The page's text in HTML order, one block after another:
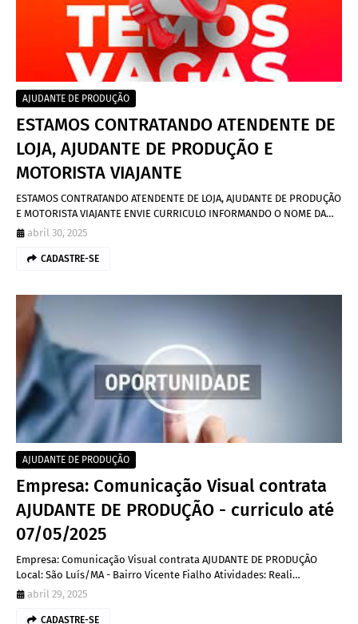
AJUDANTE DE PRODUÇÃO
ESTAMOS CONTRATANDO ATENDENTE DE
LOJA, AJUDANTE DE PRODUÇÃO E
MOTORISTA VIAJANTE
ESTAMOS CONTRATANDO ATENDENTE DE LOJA, AJUDANTE DE PRODUÇÃO
E MOTORISTA VIAJANTE ENVIE CURRICULO INFORMANDO O NOME DA…
abril 30, 2025
CADASTRE-SE
AJUDANTE DE PRODUÇÃO
Empresa: Comunicação Visual contrata
AJUDANTE DE PRODUÇÃO - curriculo até
07/05/2025
Empresa: Comunicação Visual contrata AJUDANTE DE PRODUÇÃO
Local: São Luís/MA - Bairro Vicente Fialho Atividades: Reali…
abril 29, 2025
CADASTRE-SE